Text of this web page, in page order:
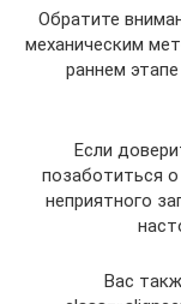
Обратите
механическим
раннем
Если
позаботиться
неприятного
Вас